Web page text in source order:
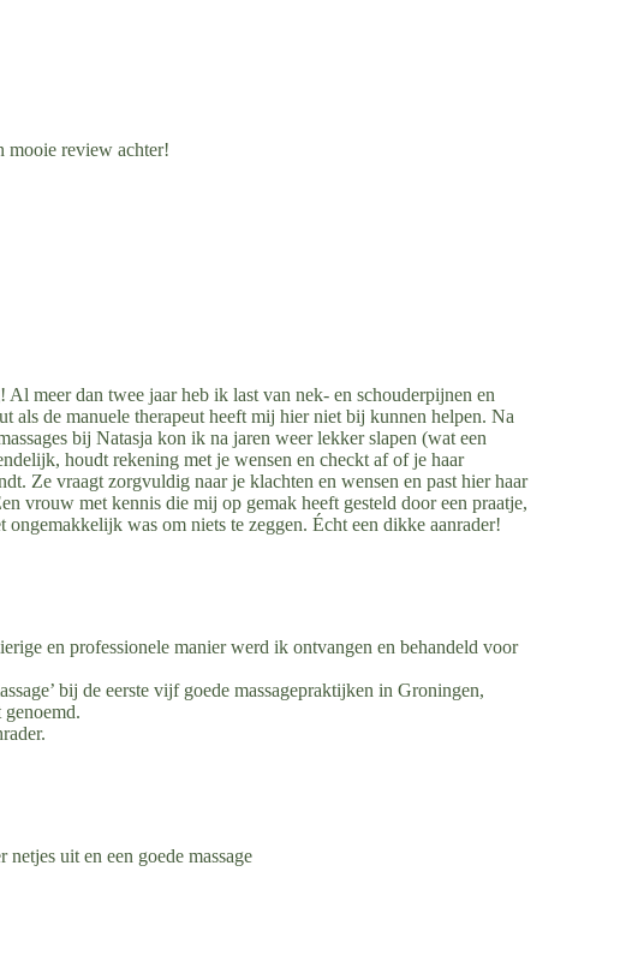
mooie review achter!
Al meer dan twee jaar heb ik last van nek- en schouderpijnen en
als de manuele therapeut heeft mij hier niet bij kunnen helpen. Na
bij Natasja kon ik na jaren weer lekker slapen (wat een
houdt rekening met je wensen en checkt af of je haar
Ze vraagt zorgvuldig naar je klachten en wensen en past hier haar
vrouw met kennis die mij op gemak heeft gesteld door een praatje,
ongemakkelijk was om niets te zeggen. Écht een dikke aanrader!
en professionele manier werd ik ontvangen en behandeld voor
bij de eerste vijf goede massagepraktijken in Groningen,
netjes uit en een goede massage